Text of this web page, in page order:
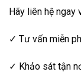
Hãy liên hệ
✓ Tư vấn miễn
✓ Khảo sát tận